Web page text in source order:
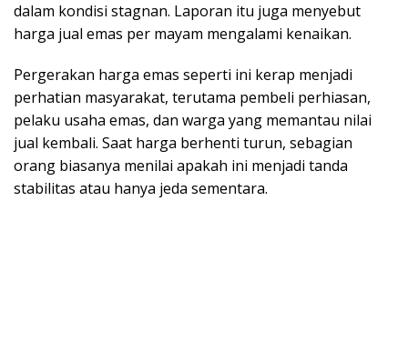
dalam kondisi stagnan. Laporan itu juga menyebut
harga jual emas per mayam mengalami kenaikan.
Pergerakan harga emas seperti ini kerap menjadi
perhatian masyarakat, terutama pembeli perhiasan,
pelaku usaha emas, dan warga yang memantau nilai
jual kembali. Saat harga berhenti turun, sebagian
orang biasanya menilai apakah ini menjadi tanda
stabilitas atau hanya jeda sementara.